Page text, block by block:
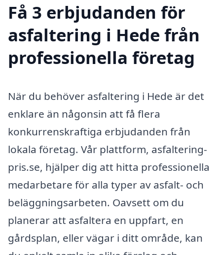
Få 3 erbjudanden för
asfaltering i Hede från
professionella företag
När du behöver asfaltering i Hede är det
enklare än någonsin att få flera
konkurrenskraftiga erbjudanden från
lokala företag. Vår plattform, asfaltering-
pris.se, hjälper dig att hitta professionella
medarbetare för alla typer av asfalt- och
beläggningsarbeten. Oavsett om du
planerar att asfaltera en uppfart, en
gårdsplan, eller vägar i ditt område, kan